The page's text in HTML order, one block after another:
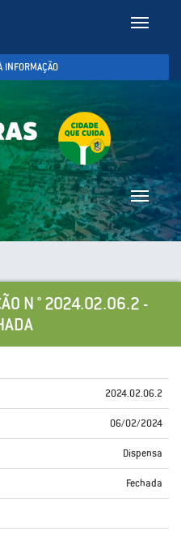
Toggle
INFORMAÇÃO
Toggle
N ° 2024.02.06.2 -
2024.02.06.2
06/02/2024
Dispensa
Fechada